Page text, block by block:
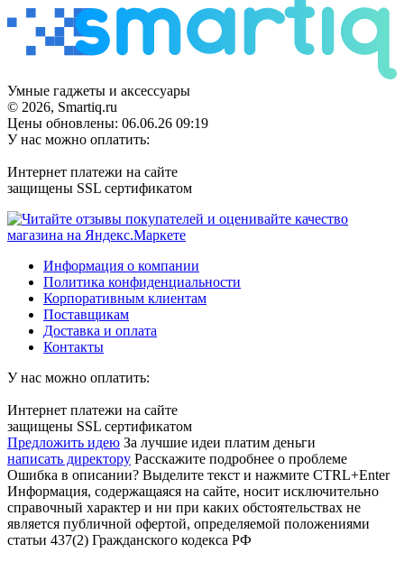
Умные гаджеты и аксессуары
© 2026, Smartiq.ru
Цены обновлены: 06.06.26 09:19
У нас можно оплатить:
Интернет платежи на сайте
защищены SSL сертификатом
Информация о компании
Политика конфиденциальности
Корпоративным клиентам
Поставщикам
Доставка и оплата
Контакты
У нас можно оплатить:
Интернет платежи на сайте
защищены SSL сертификатом
Предложить идею За лучшие идеи платим деньги
написать директору Расскажите подробнее о проблеме
Ошибка в описании? Выделите текст и нажмите CTRL+Enter
Информация, содержащаяся на сайте, носит исключительно
справочный характер и ни при каких обстоятельствах не
является публичной офертой, определяемой положениями
статьи 437(2) Гражданского кодекса РФ